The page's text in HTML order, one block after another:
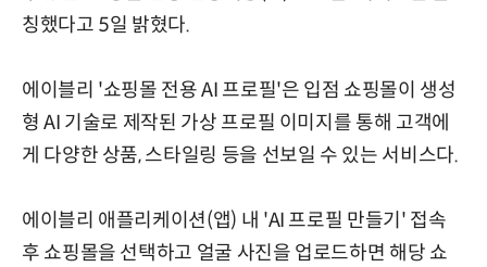
칭했다고 5일 밝혔다.
에이블리 '쇼핑몰 전용 AI 프로필'은 입점 쇼핑몰이 생성
형 AI 기술로 제작된 가상 프로필 이미지를 통해 고객에
게 다양한 상품, 스타일링 등을 선보일 수 있는 서비스다.
에이블리 애플리케이션(앱) 내 'AI 프로필 만들기' 접속
후 쇼핑몰을 선택하고 얼굴 사진을 업로드하면 해당 쇼